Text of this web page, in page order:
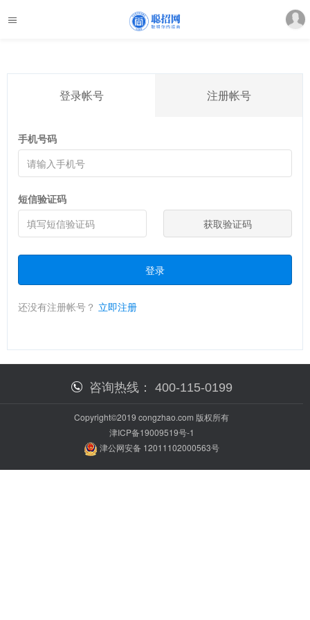
登录帐号 注册帐号
手机号码
短信验证码
获取验证码
登录
还没有注册帐号？ 立即注册
咨询热线： 400-115-0199
Copyright©2019 congzhao.com 版权所有
津ICP备19009519号-1
津公网安备 12011102000563号